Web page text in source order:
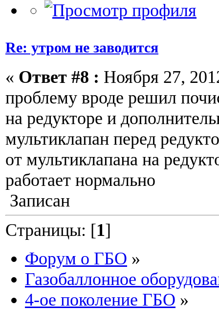
Re: утром не заводится
« Ответ #8 : Ноября 27,
проблему вроде решил
на редукторе и
мультиклапан перед
от мультиклапана на
работает нормально
Записан
Страницы: [1]
Форум о ГБО »
Газобаллонное
4-ое поколение ГБО »